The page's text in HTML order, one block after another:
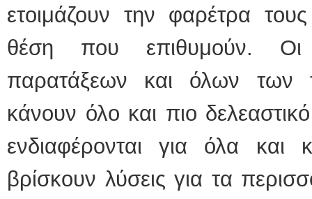
ετοιμάζουν την φαρέτρα
θέση που επιθυμούν.
παρατάξεων και όλων των
κάνουν όλο και πιο
ενδιαφέρονται για όλα και
βρίσκουν λύσεις για τα